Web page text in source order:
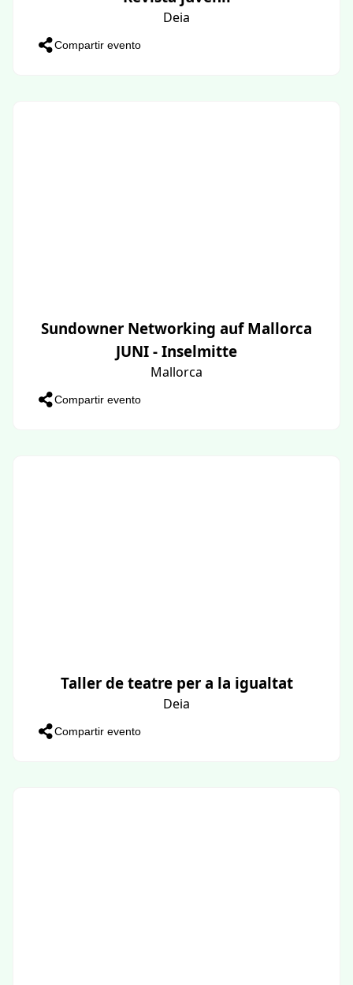
Deia
Compartir evento
Sundowner Networking auf Mallorca
JUNI - Inselmitte
Mallorca
Compartir evento
Taller de teatre per a la igualtat
Deia
Compartir evento